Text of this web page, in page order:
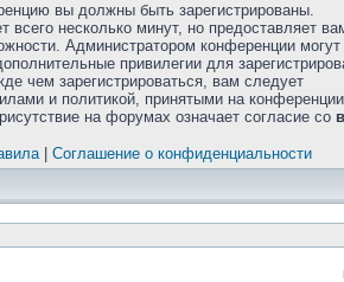
вы должны быть зарегистрированы.
всего несколько минут, но предоставляет
Администратором конференции
привилегии для
чем зарегистрироваться, вам следует
и политикой, принятыми на
на форумах означает согласие со
| Соглашение о конфиденциальности